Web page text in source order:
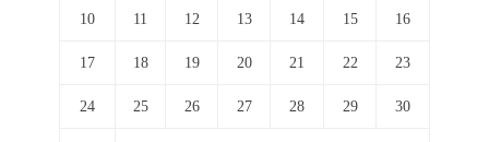
10 11 12 13 14 15 16
17 18 19 20 21 22 23
24 25 26 27 28 29 30